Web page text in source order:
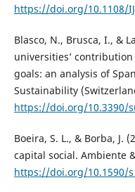
https://doi.org/10.1108/
Blasco, N., Brusca, I., &
universities’
goals: an analysis of
Sustainability
https://doi.org/10.3390/
Boeira, S. L., & Borba, J.
capital social. Ambiente
https://doi.org/10.1590/